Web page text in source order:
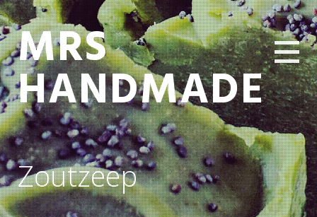
MRS
HANDMADE
Zoutzeep